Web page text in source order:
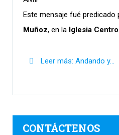
Este mensaje fué predicado
Muñoz, en la Iglesia
Leer más: Andando y...
CONTÁCTENOS